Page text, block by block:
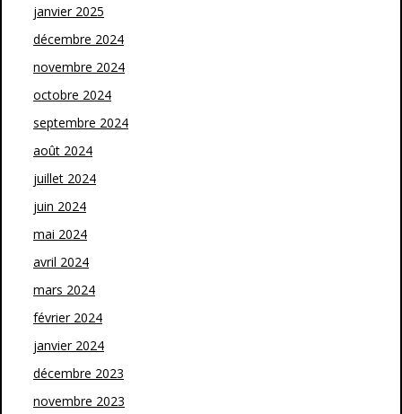
janvier 2025
décembre 2024
novembre 2024
octobre 2024
septembre 2024
août 2024
juillet 2024
juin 2024
mai 2024
avril 2024
mars 2024
février 2024
janvier 2024
décembre 2023
novembre 2023